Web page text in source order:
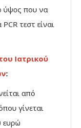
ύψος που να
τεστ είναι
Ιατρικού
:
από
γίνεται
ευρώ